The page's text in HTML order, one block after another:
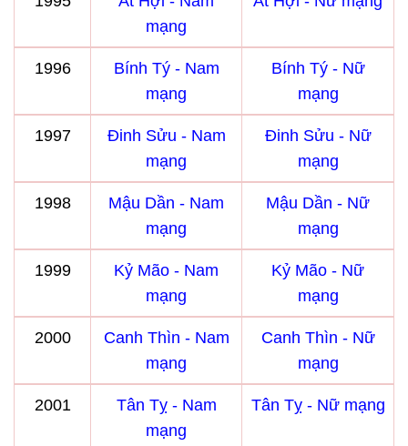
mạng
1996
Bính Tý - Nam
mạng
Bính Tý - Nữ
mạng
1997
Đinh Sửu - Nam
mạng
Đinh Sửu - Nữ
mạng
1998
Mậu Dần - Nam
mạng
Mậu Dần - Nữ
mạng
1999
Kỷ Mão - Nam
mạng
Kỷ Mão - Nữ
mạng
2000
Canh Thìn - Nam
mạng
Canh Thìn - Nữ
mạng
2001
Tân Tỵ - Nam
mạng
Tân Tỵ - Nữ mạng